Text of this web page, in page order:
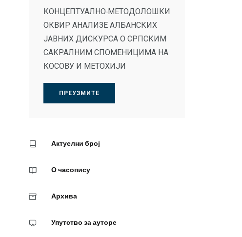
КОНЦЕПТУАЛНО-МЕТОДОЛОШКИ
ОКВИР АНАЛИЗЕ АЛБАНСКИХ
ЈАВНИХ ДИСКУРСА О СРПСКИМ
САКРАЛНИМ СПОМЕНИЦИМА НА
КОСОВУ И МЕТОХИЈИ
ПРЕУЗМИТЕ
Актуелни број
О часопису
Архива
Упутство за ауторе